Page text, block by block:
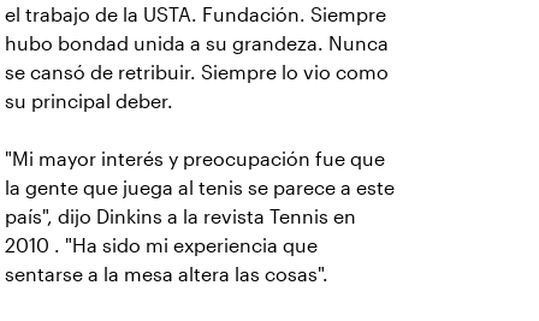
el trabajo de la USTA. Fundación. Siempre
hubo bondad unida a su grandeza. Nunca
se cansó de retribuir. Siempre lo vio como
su principal deber.
"Mi mayor interés y preocupación fue que
la gente que juega al tenis se parece a este
país", dijo Dinkins a la revista Tennis en
2010 . "Ha sido mi experiencia que
sentarse a la mesa altera las cosas".